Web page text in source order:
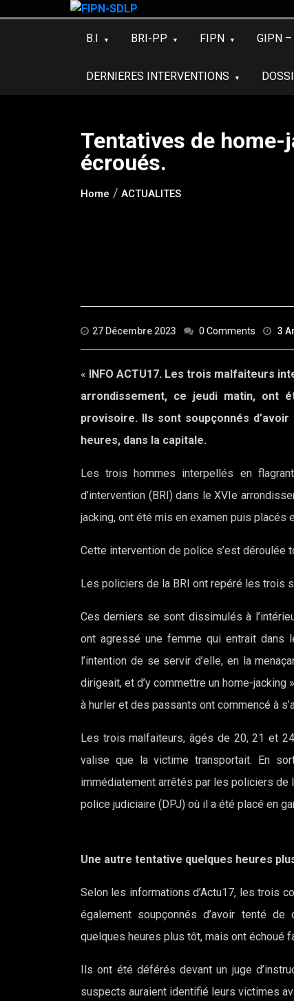
B.I BRI-PP FIPN GIPN
DERNIERES INTERVENTIONS
Tentatives de
écroués.
Home ACTUALITES
27 Décembre 2023 0 Comments 3
« INFO ACTU17. Les trois malfaiteurs
arrondissement, ce jeudi matin, ont
provisoire. Ils sont soupçonnés
heures, dans la capitale.
Les trois hommes interpellés en
d’intervention (BRI) dans le XVIe
jacking, ont été mis en examen puis placés
Cette intervention de police s’est déroulée
Les policiers de la BRI ont repéré les trois
Ces derniers se sont dissimulés à
ont agressé une femme qui entrait dans
l’intention de se servir d’elle, en la
dirigeait, et d’y commettre un home-jacking
à hurler et des passants ont commencé à
Les trois malfaiteurs, âgés de 20, 21 et
valise que la victime transportait. En
immédiatement arrêtés par les policiers de
police judiciaire (DPJ) où il a été placé en
Une autre tentative quelques heures
Selon les informations d’Actu17, les trois
également soupçonnés d’avoir tenté
quelques heures plus tôt, mais ont échoué
Ils ont été déférés devant un juge
suspects auraient identifié leurs victimes